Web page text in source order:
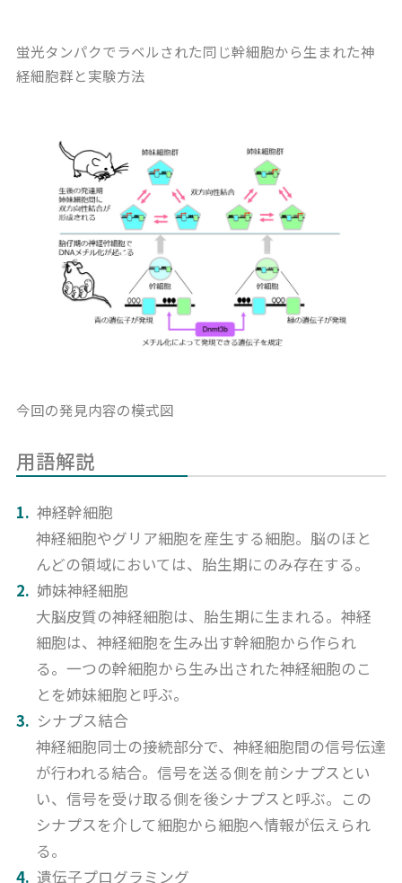
蛍光タンパクでラベルされた同じ幹細胞から生まれた神
経細胞群と実験方法
今回の発見内容の模式図
用語解説
神経幹細胞
神経細胞やグリア細胞を産生する細胞。脳のほと
んどの領域においては、胎生期にのみ存在する。
姉妹神経細胞
大脳皮質の神経細胞は、胎生期に生まれる。神経
細胞は、神経細胞を生み出す幹細胞から作られ
る。一つの幹細胞から生み出された神経細胞のこ
とを姉妹細胞と呼ぶ。
シナプス結合
神経細胞同士の接続部分で、神経細胞間の信号伝達
が行われる結合。信号を送る側を前シナプスとい
い、信号を受け取る側を後シナプスと呼ぶ。この
シナプスを介して細胞から細胞へ情報が伝えられ
る。
遺伝子プログラミング